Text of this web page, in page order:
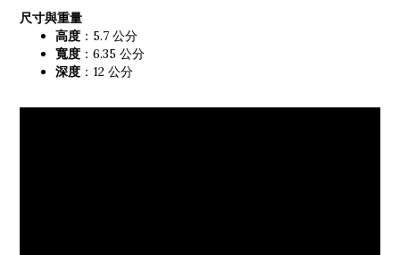
尺寸與重量
高度 ：5.7 公分
寬度 ：6.35 公分
深度 ：12 公分